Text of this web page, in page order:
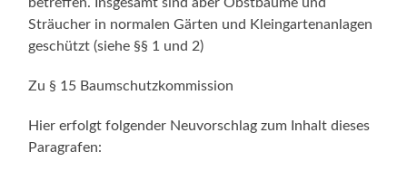
Sträucher in normalen Gärten und Kleingartenanlagen
geschützt (siehe §§ 1 und 2)
Zu § 15 Baumschutzkommission
Hier erfolgt folgender Neuvorschlag zum Inhalt dieses
Paragrafen: